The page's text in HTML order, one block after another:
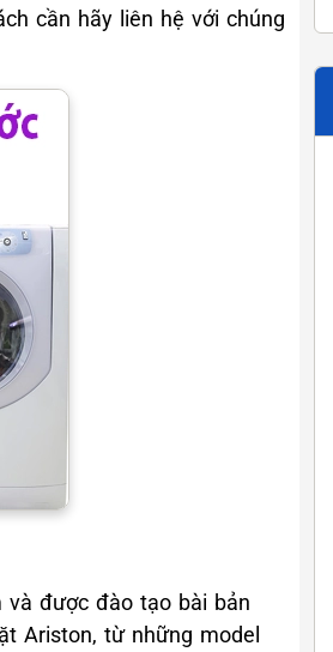
cần hãy liên hệ với chúng
và được đào tạo bài bản
Ariston, từ những model